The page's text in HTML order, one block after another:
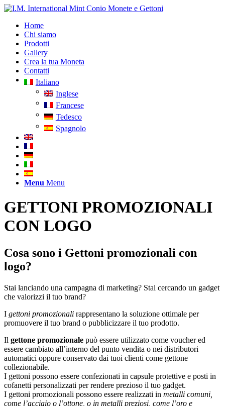
Home
Chi siamo
Prodotti
Gallery
Crea la tua Moneta
Contatti
Italiano
Inglese
Francese
Tedesco
Spagnolo
Menu Menu
GETTONI PROMOZIONALI
CON LOGO
Cosa sono i Gettoni promozionali con
logo?
Stai lanciando una campagna di marketing? Stai cercando un gadget
che valorizzi il tuo brand?
I gettoni promozionali rappresentano la soluzione ottimale per
promuovere il tuo brand o pubblicizzare il tuo prodotto.
Il gettone promozionale può essere utilizzato come voucher ed
essere cambiato all’interno del punto vendita o nei distributori
automatici oppure conservato dai tuoi clienti come gettone
collezionabile.
I gettoni possono essere confezionati in capsule protettive e posti in
cofanetti personalizzati per rendere prezioso il tuo gadget.
I gettoni promozionali possono essere realizzati in metalli comuni,
come l’acciaio o l’ottone, o in metalli preziosi, come l’oro e